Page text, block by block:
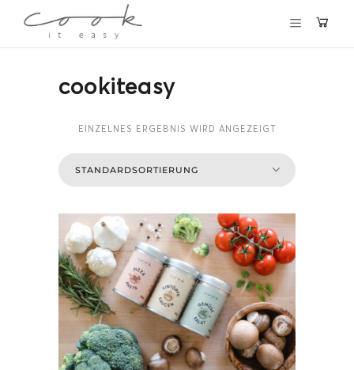
cookiteasy
EINZELNES ERGEBNIS WIRD ANGEZEIGT
×
Du willst in Zukunft keine
Rezepte und Beiträge mehr
verpassen?
Dann melde dich gleich für meinen kostenlosen
Newsletter an und werde Teil der cookiteasy Familie!
DEINE E-MAIL ADRESSE
Hiermit akzeptierst du unsere
Datenschutzerklärung.